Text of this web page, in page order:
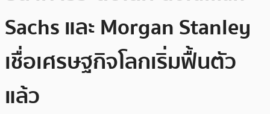
Sachs และ Morgan Stanley
เชื่อเศรษฐกิจโลกเริ่มฟื้นตัว
แล้ว